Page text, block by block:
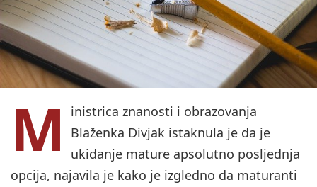
M
inistrica znanosti i obrazovanja
Blaženka Divjak istaknula je da je
ukidanje mature apsolutno posljednja
opcija, najavila je kako je izgledno da maturanti